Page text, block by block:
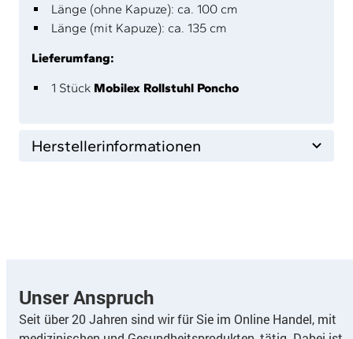
Länge (ohne Kapuze): ca. 100 cm
Länge (mit Kapuze): ca. 135 cm
Lieferumfang:
1 Stück Mobilex Rollstuhl Poncho
Herstellerinformationen
Unser Anspruch
Seit über 20 Jahren sind wir für Sie im Online Handel, mit